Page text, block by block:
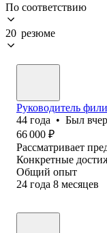
По соответствию
20 резюме
Руководитель
44 года • Был
66 000 ₽
Рассматривает
Конкретные
Общий опыт
24 года 8 месяцев